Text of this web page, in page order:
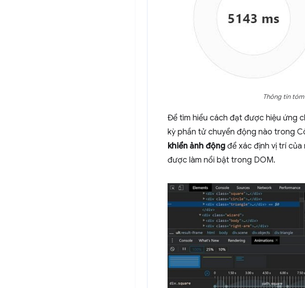
Thông tin
Để tìm hiểu cách đạt được hiệu ứng
kỳ phần tử chuyển động nào trong
khiển ảnh động để xác định vị trí
được làm nổi bật trong DOM.